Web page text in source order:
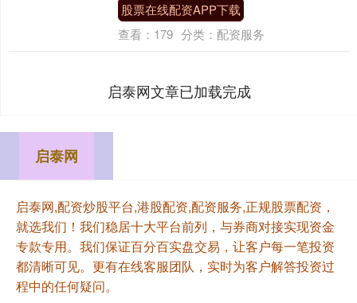
股票在线配资APP下载
查看： 179 分类： 配资服务
启泰网文章已加载完成
启泰网
启泰网,配资炒股平台,港股配资,配资服务,正规股票配资，
就选我们！我们稳居十大平台前列，与券商对接实现资金
专款专用。我们保证百分百实盘交易，让客户每一笔投资
都清晰可见。更有在线客服团队，实时为客户解答投资过
程中的任何疑问。